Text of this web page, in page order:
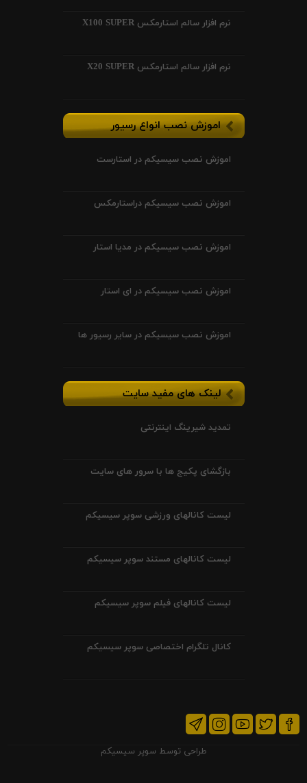
نرم افزار سالم استارمکس X100 SUPER
نرم افزار سالم استارمکس X20 SUPER
اموزش نصب انواع رسیور
اموزش نصب سیسیکم در استارست
اموزش نصب سیسیکم دراستارمکس
اموزش نصب سیسیکم در مدیا استار
اموزش نصب سیسیکم در ای استار
اموزش نصب سیسیکم در سایر رسیور ها
لینک های مفید سایت
تمدید شیرینگ اینترنتی
بازگشای پکیج ها با سرور های سایت
لیست کانالهای ورزشی سوپر سیسیکم
لیست کانالهای مستند سوپر سیسیکم
لیست کانالهای فیلم سوپر سیسیکم
کانال تلگرام اختصاصی سوپر سیسیکم
طراحی توسط سوپر سیسیکم